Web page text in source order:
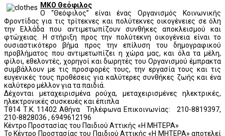
ΜΚΟ Θεόφιλος
Ο “Θεόφιλος” είναι ένας Οργανισμός Κοινωνικής
Φροντίδας για τις τρίτεκνες και πολύτεκνες οικογένειες σε όλη
την Ελλάδα που αντιμετωπίζουν συνθήκες αποκλεισμού και
φτώχειας. Η στήριξη προς την πολύτεκνη οικογένεια είναι το
ουσιαστικότερο βήμα προς την επίλυση του δημογραφικού
προβλήματος που αντιμετωπίζει η χώρα μας, και όλα τα μέλη,
φίλοι, εθελοντές, χορηγοί και δωρητές του Οργανισμού έμπρακτα
συμβάλλουν με τις προσφορές τους, την εργασία τους και τις
ευγενικές τους προθέσεις για καλύτερες συνθήκες ζωής και ένα
καλύτερο μέλλον για τα παιδιά.
Δέχονται μεταχειρισμένα ρούχα, μεταχειρισμένες ηλεκτρικές,
ηλεκτρονικές συσκευές και έπιπλα
Τθ14 Τ.Κ. 11402 Αθήνα Τηλέφωνα Επικοινωνίας: 210-8819397,
210-8828036 , 6949612196
Κέντρο Προστασίας του Παιδιού Αττικής «Η ΜΗΤΕΡΑ»
Το Κέντρο Προστασίας του Παιδιού Αττικής «Η ΜΗΤΕΡΑ» αποτελεί